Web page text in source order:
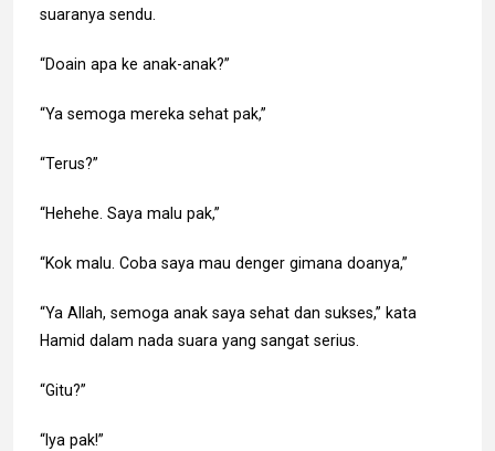
suaranya sendu.
“Doain apa ke anak-anak?”
“Ya semoga mereka sehat pak,”
“Terus?”
“Hehehe. Saya malu pak,”
“Kok malu. Coba saya mau denger gimana doanya,”
“Ya Allah, semoga anak saya sehat dan sukses,” kata
Hamid dalam nada suara yang sangat serius.
“Gitu?”
“Iya pak!”